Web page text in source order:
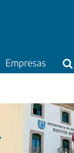
Empresas